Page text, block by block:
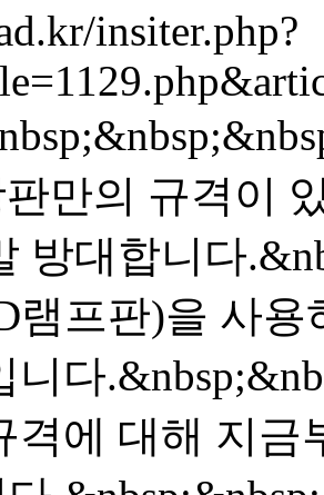
insiter.php?
만의 규격이
방대합니다
램프판)을 사
니다
격에 대해 지금